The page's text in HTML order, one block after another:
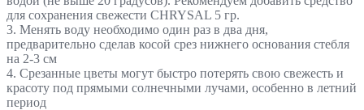
для сохранения свежести CHRYSAL 5 гр.
3. Менять воду необходимо один раз в два дня,
предварительно сделав косой срез нижнего основания стебля
на 2-3 см
4. Срезанные цветы могут быстро потерять свою свежесть и
красоту под прямыми солнечными лучами, особенно в летний
период